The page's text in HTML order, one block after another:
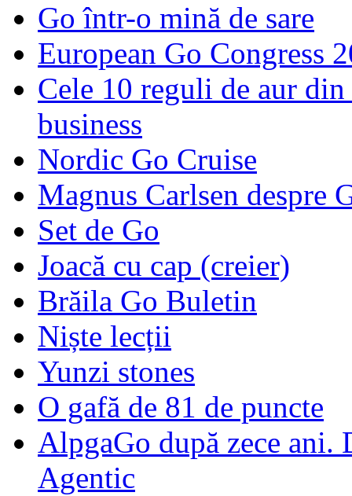
Go într-o mină de sare
European Go Congress
Cele 10 reguli de aur
business
Nordic Go Cruise
Magnus Carlsen despre
Set de Go
Joacă cu cap (creier)
Brăila Go Buletin
Niște lecții
Yunzi stones
O gafă de 81 de puncte
AlpgaGo după zece ani.
Agentic